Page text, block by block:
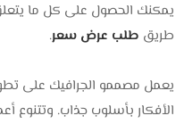
يمكنك الحصول على كل ما
طريق طلب عرض سعر.
يعمل مصممو الجرافيك على
الأفكار بأسلوب جذاب. وتتنوع